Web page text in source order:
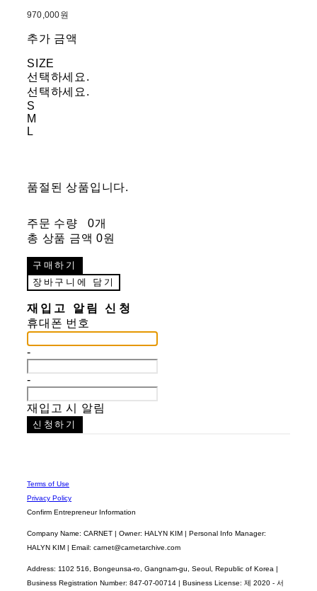
970,000원
추가 금액
SIZE
선택하세요.
선택하세요.
S
M
L
품절된 상품입니다.
주문 수량
0개
총 상품 금액 0원
구매하기
장바구니에 담기
재입고 알림 신청
휴대폰 번호
-
-
재입고 시 알림
신청하기
Terms of Use
Privacy Policy
Confirm Entrepreneur Information
Company Name: CARNET | Owner: HALYN KIM | Personal Info Manager:
HALYN KIM | Email: carnet@carnetarchive.com
Address: 1102 516, Bongeunsa-ro, Gangnam-gu, Seoul, Republic of Korea |
Business Registration Number: 847-07-00714 | Business License: 제 2020 - 서